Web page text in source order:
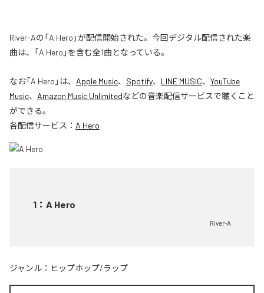
River-Aの「A Hero」が配信開始された。今回デジタル配信された楽
曲は、「A Hero」を含む全1曲となっている。
なお「A Hero 」は、 Apple Music、 Spotify、 LINE MUSIC、 YouTube
Music、 Amazon Music Unlimitedなどの音楽配信サービスで聴くこと
ができる。
各配信サービス： A Hero
1 ： A Hero
River-A
ジャンル： ヒップホップ/ラップ